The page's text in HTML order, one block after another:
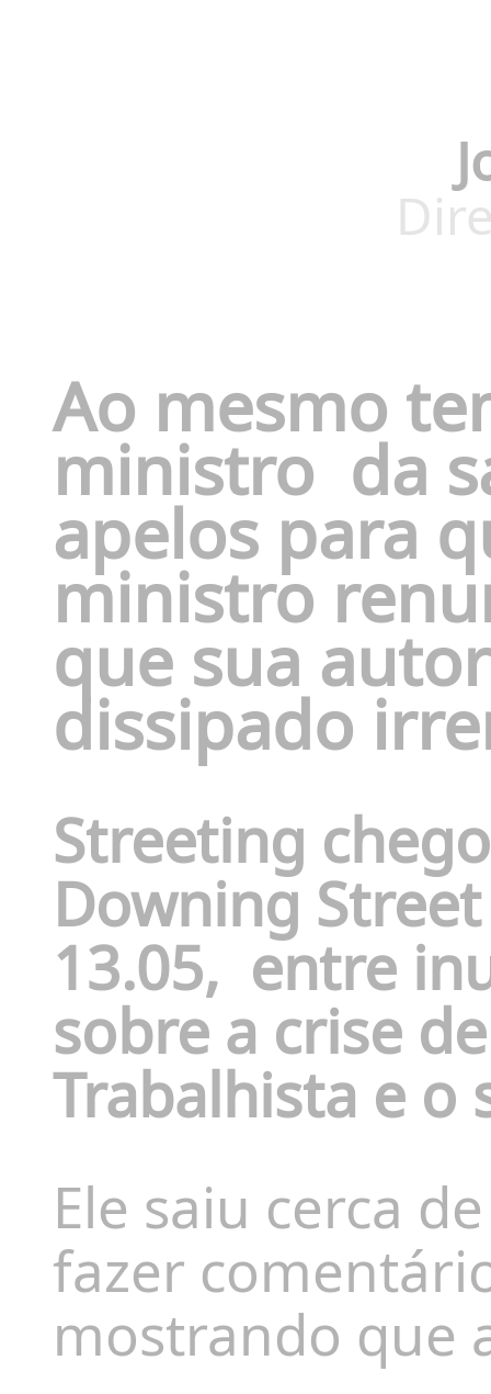
Ao mesmo
ministro da
apelos para
ministro
que sua
dissipado
Streeting
Downing
13.05, entre
sobre a crise
Trabalhista e
Ele saiu cerca de
fazer
mostrando que